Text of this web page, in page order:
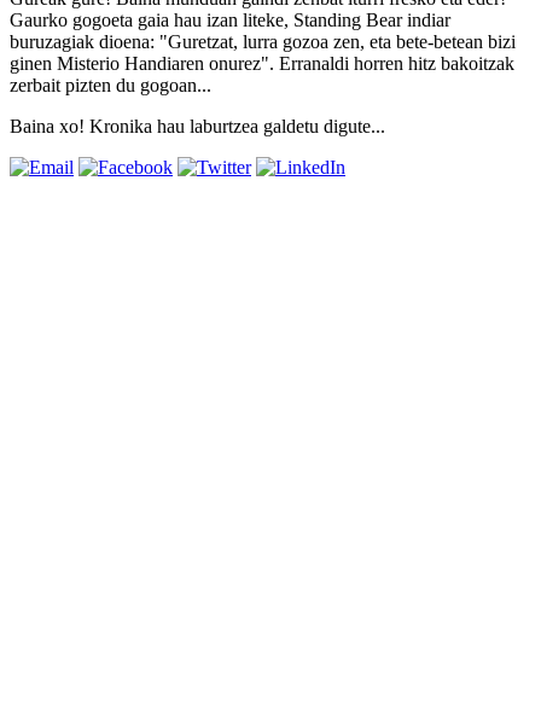
Gaurko gogoeta gaia hau izan liteke, Standing Bear indiar
buruzagiak dioena: "Guretzat, lurra gozoa zen, eta bete-betean bizi
ginen Misterio Handiaren onurez". Erranaldi horren hitz bakoitzak
zerbait pizten du gogoan...
Baina xo! Kronika hau laburtzea galdetu digute...